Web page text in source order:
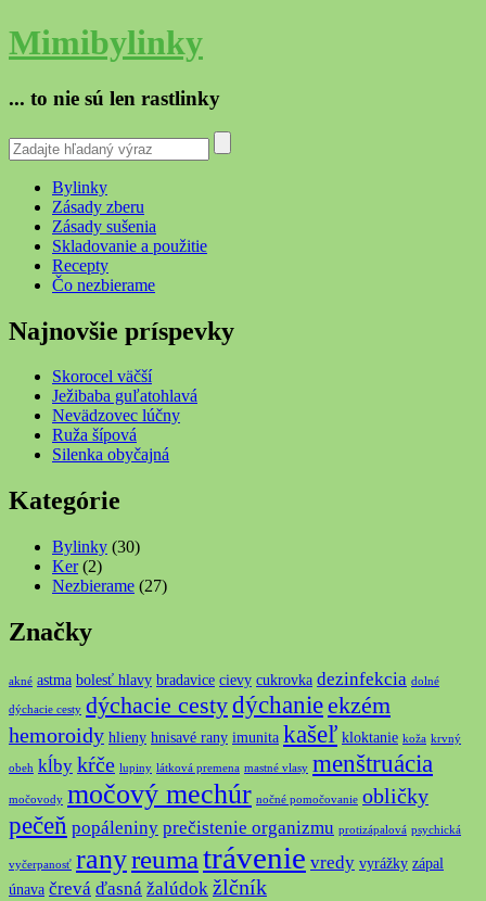
Mimibylinky
... to nie sú len rastlinky
Bylinky
Zásady zberu
Zásady sušenia
Skladovanie a použitie
Recepty
Čo nezbierame
Najnovšie príspevky
Skorocel väčší
Ježibaba guľatohlavá
Nevädzovec lúčny
Ruža šípová
Silenka obyčajná
Kategórie
Bylinky (30)
Ker(2)
Nezbierame (27)
Značky
akné astma bolesť hlavy bradavice cievy cukrovka dezinfekcia dolné
dýchacie cesty dýchacie cestydýchanieekzém
hemoroidy hlieny hnisavé rany imunita kašeľ kloktanie koža krvný
obeh kĺby kŕče lupiny látková premena mastné vlasy menštruácia
močovody močový mechúr nočné pomočovanie obličky
pečeň popáleniny prečistenie organizmu protizápalová psychická
vyčerpanosť ranyreumatrávenie vredy vyrážky zápal
únava črevá ďasná žalúdok žlčník